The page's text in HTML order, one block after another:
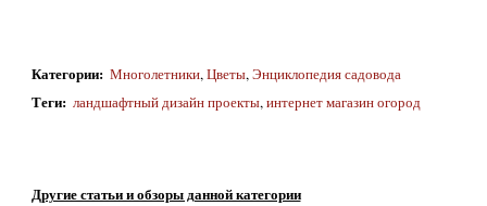
Категории: Многолетники,Цветы,Энциклопедия садовода
Теги: ландшафтный дизайн проекты,интернет магазин огород
Другие статьи и обзоры данной категории